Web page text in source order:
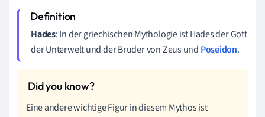
Hades: In der griechischen Mythologie ist Hades der Gott
der Unterwelt und der Bruder von Zeus und Poseidon.
Eine andere wichtige Figur in diesem Mythos ist